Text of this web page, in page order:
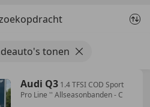
tonen
Audi Q3 1.4 TFSI COD Sport
Pro Line '' Allseasonbanden - C